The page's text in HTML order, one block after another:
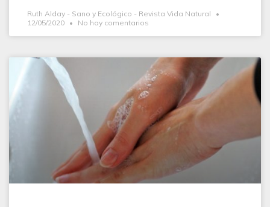
Ruth Alday - Sano y Ecológico - Revista Vida Natural
12/05/2020
No hay comentarios